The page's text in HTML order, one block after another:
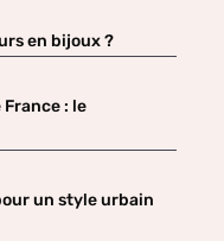
en bijoux ?
: le
un style urbain